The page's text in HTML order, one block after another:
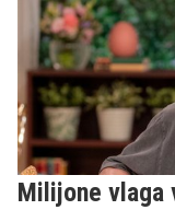
Milijone vlaga